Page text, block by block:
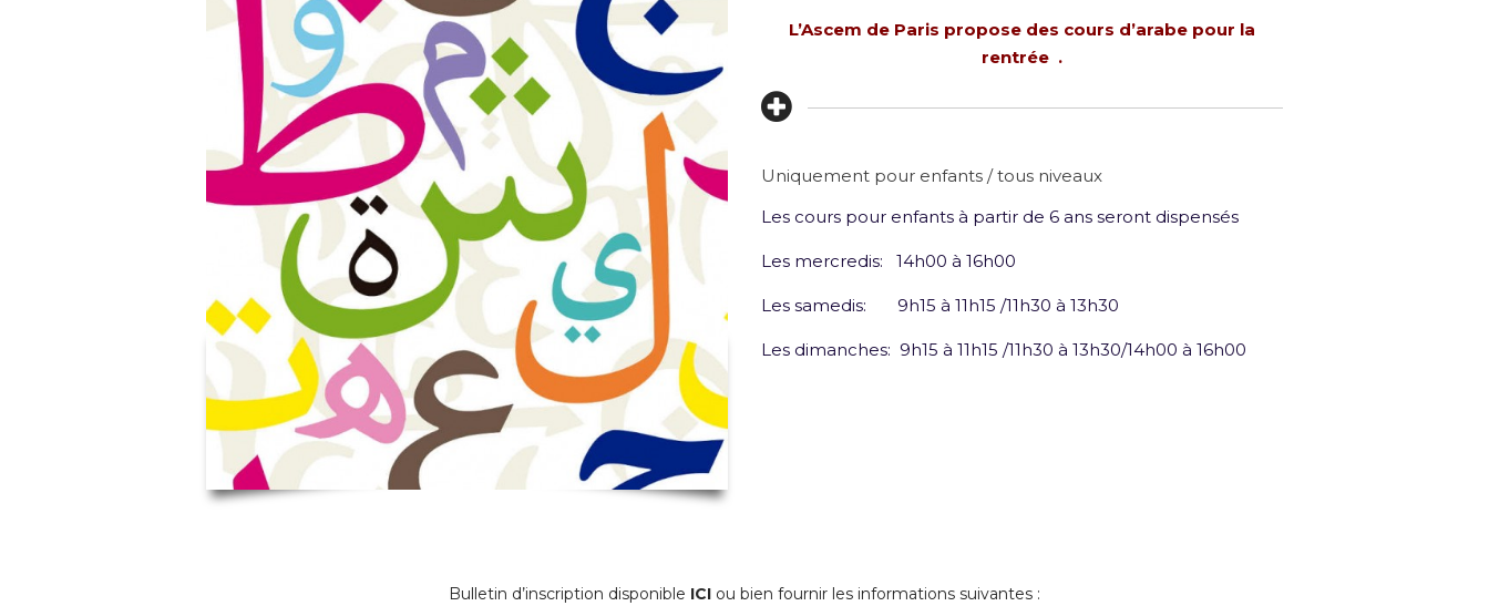
L’Ascem de Paris propose des cours d’arabe pour la
rentrée .
Uniquement pour enfants / tous niveaux
Les cours pour enfants à partir de 6 ans seront dispensés
Les mercredis: 14h00 à 16h00
Les samedis: 9h15 à 11h15 /11h30 à 13h30
Les dimanches: 9h15 à 11h15 /11h30 à 13h30/14h00 à 16h00
Bulletin d’inscription disponible ICI ou bien fournir les informations suivantes :